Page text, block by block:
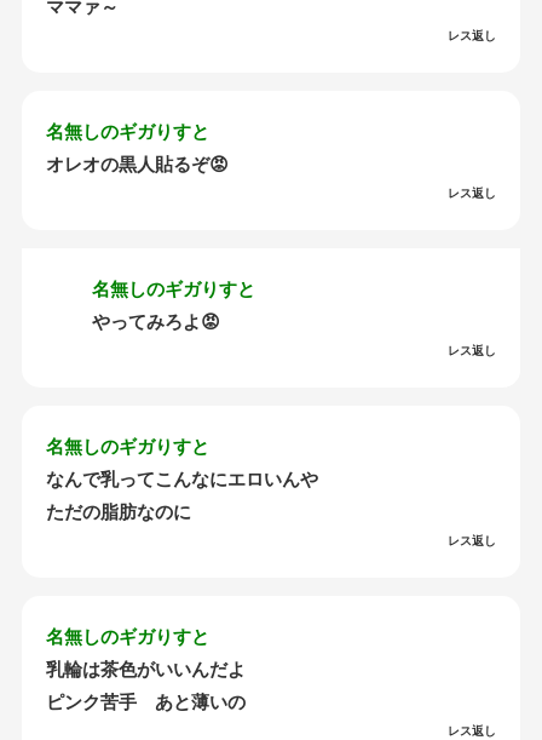
ママァ～
レス返し
名無しのギガりすと
オレオの黒人貼るぞ😡
レス返し
名無しのギガりすと
やってみろよ😡
レス返し
名無しのギガりすと
なんで乳ってこんなにエロいんや
ただの脂肪なのに
レス返し
名無しのギガりすと
乳輪は茶色がいいんだよ
ピンク苦手 あと薄いの
レス返し